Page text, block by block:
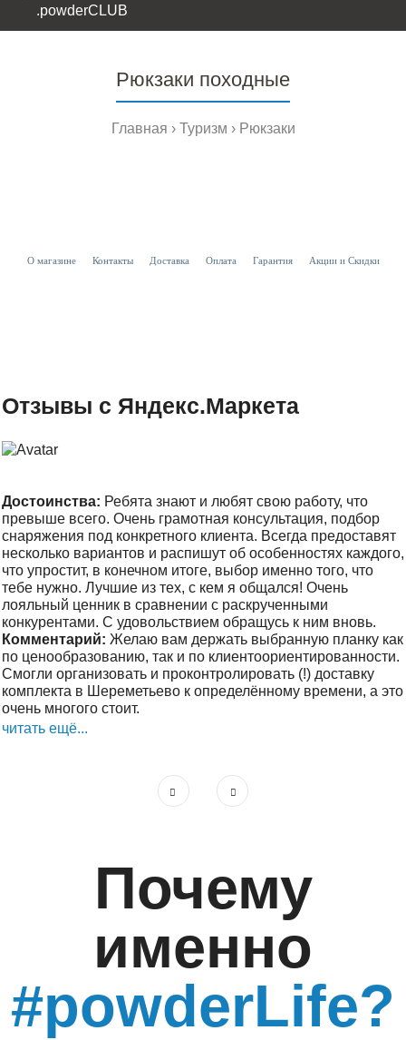
.powderCLUB
Рюкзаки походные
Главная Туризм Рюкзаки
О магазине Контакты Доставка Оплата Гарантия Акции и Скидки
Отзывы с Яндекс.Маркета
Достоинства: Ребята знают и любят свою работу, что
превыше всего. Очень грамотная консультация, подбор
снаряжения под конкретного клиента. Всегда предоставят
несколько вариантов и распишут об особенностях каждого,
что упростит, в конечном итоге, выбор именно того, что
тебе нужно. Лучшие из тех, с кем я общался! Очень
лояльный ценник в сравнении с раскрученными
конкурентами. С удовольствием обращусь к ним вновь.
Комментарий: Желаю вам держать выбранную планку как
по ценообразованию, так и по клиентоориентированности.
Смогли организовать и проконтролировать (!) доставку
комплекта в Шереметьево к определённому времени, а это
очень многого стоит.
читать ещё...
Почему
именно
#powderLife?